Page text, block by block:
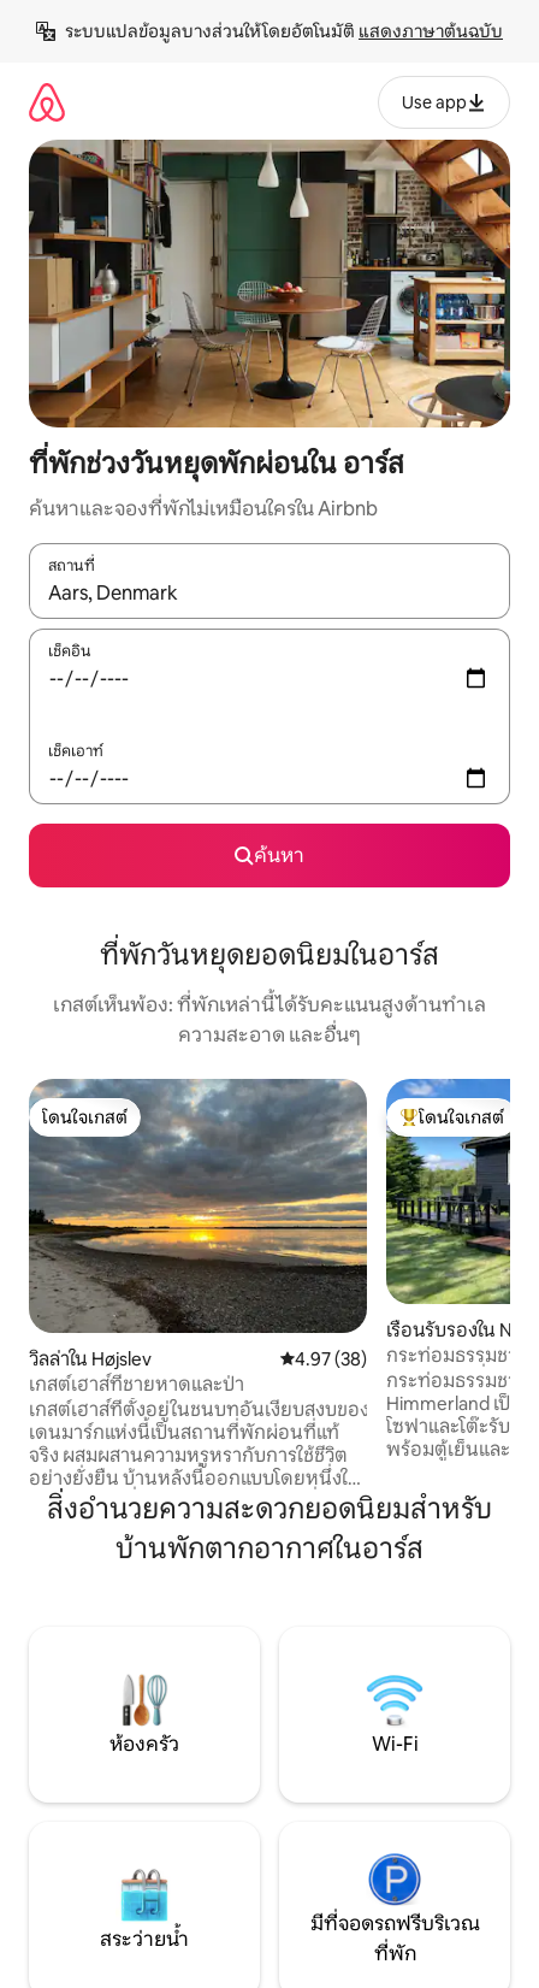
เนื้อหา
ระบบแปลข้อมูลบางส่วนให้โดยอัตโนมัติ แสดงภาษาต้นฉบับ
Use app
ที่พักช่วงวันหยุดพักผ่อนใน อาร์ส
ค้นหาและจองที่พักไม่เหมือนใครใน Airbnb
สถานที่
ใช้ลูกศรขึ้นลง หรือใช้การสัมผัสหรือปัด เพื่อสำรวจผลการค้นหา
เช็คอิน
เช็คเอาท์
ค้นหา
ที่พักวันหยุดยอดนิยมในอาร์ส
เกสต์เห็นพ้อง: ที่พักเหล่านี้ได้รับคะแนนสูงด้านทำเล
ความสะอาด และอื่นๆ
โดนใจเกสต์
โดนใจเกสต์
วิลล่าใน Højslev คะแนนเฉลี่ย 4.97 จาก 5, 38 รีวิว
4.97 (38)
เกสต์เฮาส์ที่ชายหาดและป่า
เกสต์เฮาส์ที่ตั้งอยู่ในชนบทอันเงียบสงบของ
เดนมาร์กแห่งนี้เป็นสถานที่พักผ่อนที่แท้
จริง ผสมผสานความหรูหรากับการใช้ชีวิต
อย่างยั่งยืน บ้านหลังนี้ออกแบบโดยหนึ่งใน
นักออกแบบที่ได้รับการยกย่องมากที่สุดใน
เดนมาร์ก และได้รับการจัดอันดับให้เป็น
บ้านที่สวยที่สุดอันดับ 2 ของประเทศในปี
เดินและที่จอดรถของคุณเอง พร้อมที่ชาร์จ
รถยนต์ไฟฟ้า - ทั้งหมดอยู่ห่างจากชายหาด
ส่วนตัวที่เงียบสงบเพียงไม่กี่นาที
โดนใจเกสต์ที่สุด
โดนใจเกสต์
เรือนรับรองใน
กระท่อมธรรมชาติ
บรรยากาศที่งดงา
กระท่อมธรรมชาติ
Himmerland เป็น
โซฟาและโต๊ะรับประทา
พร้อมตู้เย็นและตู้เ
เตา และเตาไฟฟ้า
ออกไปเล็กน้อยมี
อ่างล้างหน้าที่มีน้ำเย็
ผ้าปูเตียง ผ้าปูที่นอ
สิ่งอำนวยความสะดวกยอดนิยมสำหรับ
บ้านพักตากอากาศในอาร์ส
ห้องครัว Wi-Fi
สระว่ายน้ำ
มีที่จอดรถฟรีบริเวณ
ที่พัก